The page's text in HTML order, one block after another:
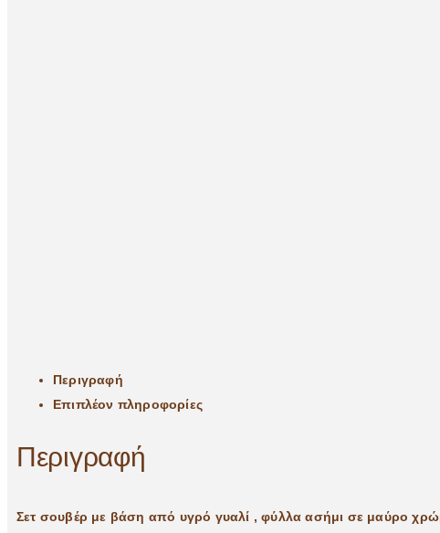
Περιγραφή
Επιπλέον πληροφορίες
Περιγραφή
Σετ σουβέρ με βάση από υγρό γυαλί , φύλλα ασήμι σε μαύρο